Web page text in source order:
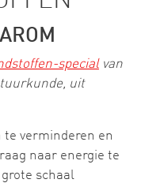
specialvan
uit
te verminderen en
naar energie te
schaal